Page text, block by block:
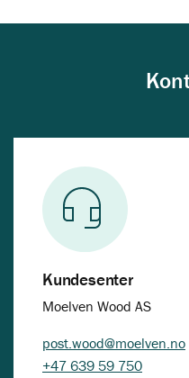
Kundesenter
Moelven Wood AS
post.wood@moelven.no
+47 639 59 750